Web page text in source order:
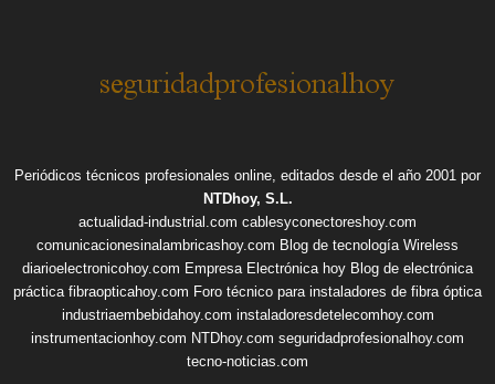
Periódicos técnicos profesionales online, editados desde el año 2001 por
NTDhoy, S.L.
actualidad-industrial.com cablesyconectoreshoy.com
comunicacionesinalambricashoy.com Blog de tecnología Wireless
diarioelectronicohoy.com Empresa Electrónica hoy Blog de electrónica
práctica fibraopticahoy.com Foro técnico para instaladores de fibra óptica
industriaembebidahoy.com instaladoresdetelecomhoy.com
instrumentacionhoy.com NTDhoy.com seguridadprofesionalhoy.com
tecno-noticias.com